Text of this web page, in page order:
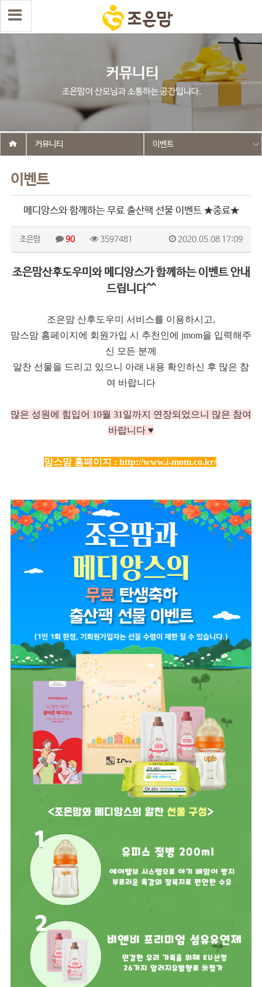
이벤트
커뮤니티 이벤트
메디앙스와 함께하는 무료 출산팩 선물 이벤트 ★종료★
조은맘 90 3597481 2020.05.08 17:09
조은맘산후도우미와 메디앙스가 함께하는 이벤트 안내
드립니다^^
조은맘 산후도우미 서비스를 이용하시고,
맘스맘 홈페이지에 회원가입 시 추천인에 jmom을 입력해주
신 모든 분께
알찬 선물을 드리고 있으니 아래 내용 확인하신 후 많은 참
여 바랍니다
많은 성원에 힘입어 10월 31일까지 연장되었으니 많은 참여
바랍니다 ♥
맘스맘 홈페이지 : http://www.i-mom.co.kr/